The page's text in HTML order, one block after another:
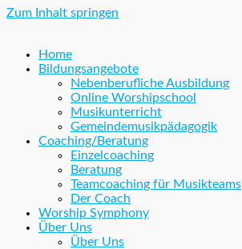
Zum Inhalt springen
Home
Bildungsangebote
Nebenberufliche Ausbildung
Online Worshipschool
Musikunterricht
Gemeindemusikpädagogik
Coaching/Beratung
Einzelcoaching
Beratung
Teamcoaching für Musikteams
Der Coach
Worship Symphony
Über Uns
Über Uns